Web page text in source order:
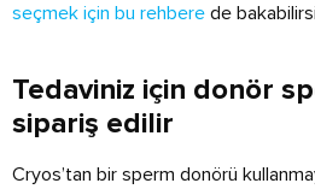
seçmek için bu rehbere de
Tedaviniz için donör
sipariş edilir
Cryos’tan bir sperm donörü